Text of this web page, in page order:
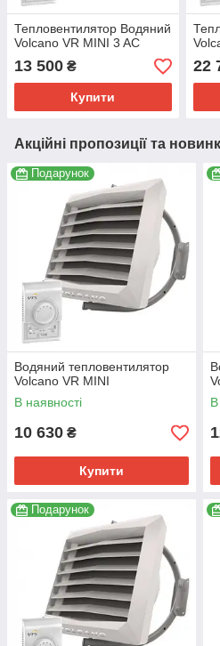
Тепловентилятор Водяний
Volcano VR MINI 3 AC
13 500 ₴
Купити
22
Акційні пропозиції та
Подарунок
Водяний тепловентилятор
Volcano VR MINI
В наявності
10 630 ₴
Купити
В
Подарунок